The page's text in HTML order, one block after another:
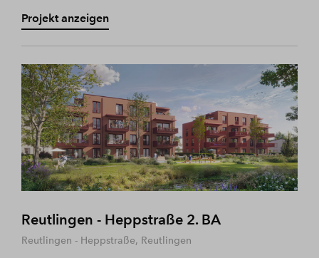
Projekt anzeigen
Reutlingen - Heppstraße 2. BA
Reutlingen - Heppstraße, Reutlingen